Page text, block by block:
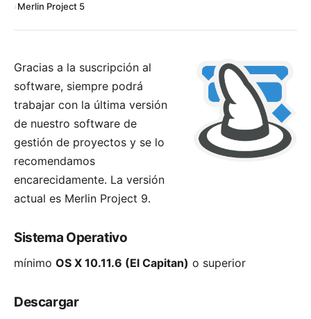
›Merlin Project 5
Gracias a la suscripción al
software, siempre podrá
trabajar con la última versión
de nuestro software de
gestión de proyectos y se lo
recomendamos
encarecidamente. La versión
actual es Merlin Project 9.
Sistema Operativo
mínimo OS X 10.11.6 (El Capitan) o superior
Descargar